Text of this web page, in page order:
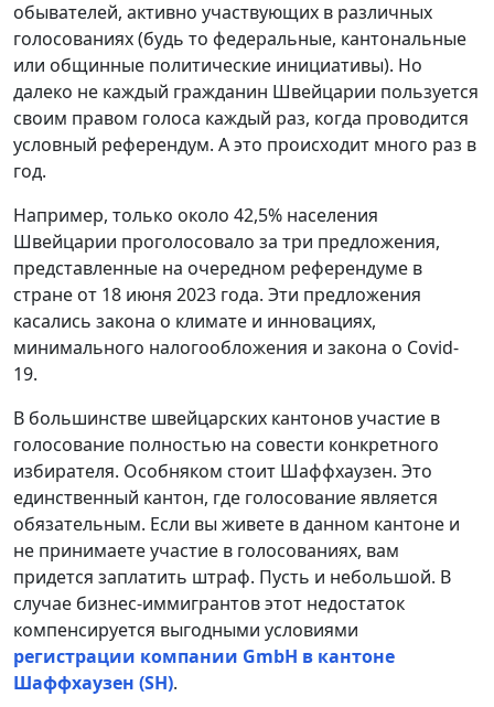
обывателей, активно участвующих в различных
голосованиях (будь то федеральные, кантональные
или общинные политические инициативы). Но
далеко не каждый гражданин Швейцарии пользуется
своим правом голоса каждый раз, когда проводится
условный референдум. А это происходит много раз в
год.
Например, только около 42,5% населения
Швейцарии проголосовало за три предложения,
представленные на очередном референдуме в
стране от 18 июня 2023 года. Эти предложения
касались закона о климате и инновациях,
минимального налогообложения и закона о Covid-
19.
В большинстве швейцарских кантонов участие в
голосование полностью на совести конкретного
избирателя. Особняком стоит Шаффхаузен. Это
единственный кантон, где голосование является
обязательным. Если вы живете в данном кантоне и
не принимаете участие в голосованиях, вам
придется заплатить штраф. Пусть и небольшой. В
случае бизнес-иммигрантов этот недостаток
компенсируется выгодными условиями
регистрации компании GmbH в кантоне
Шаффхаузен (SH).